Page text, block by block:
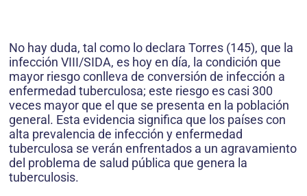
No hay duda, tal como lo declara Torres (145), que la
infección VIII/SIDA, es hoy en día, la condición que
mayor riesgo conlleva de conversión de infección a
enfermedad tuberculosa; este riesgo es casi 300
veces mayor que el que se presenta en la población
general. Esta evidencia significa que los países con
alta prevalencia de infección y enfermedad
tuberculosa se verán enfrentados a un agravamiento
del problema de salud pública que genera la
tuberculosis.